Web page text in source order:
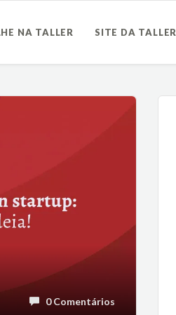
NA TALLER SITE DA TALLER
0 Comentários